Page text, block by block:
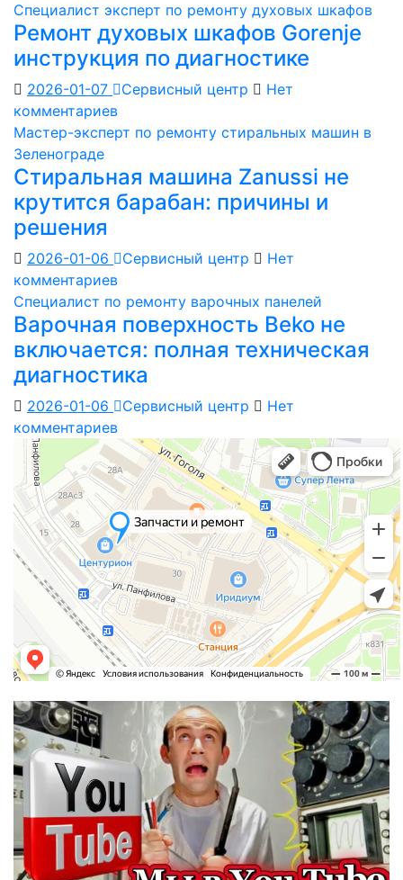
Специалист эксперт по ремонту духовых шкафов
Ремонт духовых шкафов Gorenje
инструкция по диагностике
2026-01-07 Сервисный центр
Нет
комментариев
Мастер-эксперт по ремонту стиральных машин в
Зеленограде
Стиральная машина Zanussi не
крутится барабан: причины и
решения
2026-01-06 Сервисный центр
Нет
комментариев
Специалист по ремонту варочных панелей
Варочная поверхность Beko не
включается: полная техническая
диагностика
2026-01-06 Сервисный центр
Нет
комментариев